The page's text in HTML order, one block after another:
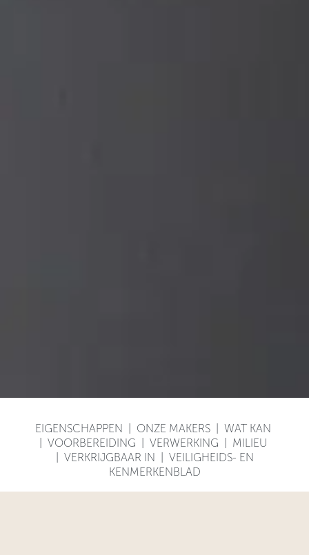
EIGENSCHAPPEN ONZE MAKERS
WAT KAN
VOORBEREIDING VERWERKING
MILIEU
VERKRIJGBAAR IN
VEILIGHEIDS- EN
KENMERKENBLAD